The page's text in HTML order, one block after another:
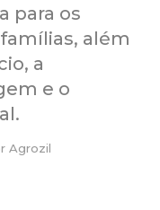
para os
além
a
e o
Agrozil